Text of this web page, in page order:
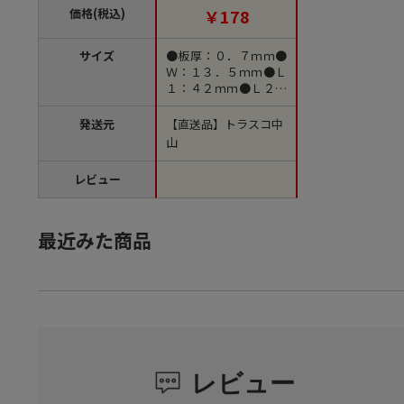
価格(税込)
サイズ
発送元
レビュー
￥178
●板厚：０．７ｍｍ●
Ｗ：１３．５ｍｍ●Ｌ
１：４２ｍｍ●Ｌ２：
４２ｍｍ
【直送品】トラスコ中
山
最近みた商品
レビュー